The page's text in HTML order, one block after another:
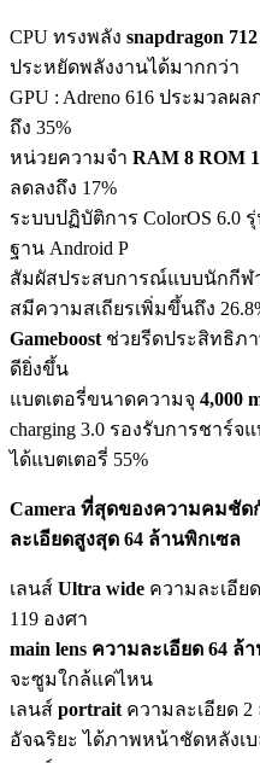
CPU ทรงพลัง snapdragon
ประหยัดพลังงานได้มากกว่า
GPU : Adreno 616 ประมวล
ถึง 35%
หน่วยความจำ RAM 8 ROM
ลดลงถึง 17%
ระบบปฏิบัติการ ColorOS 6.0
ฐาน Android P
สัมผัสประสบการณ์แบบนักกีฬ
สมีความสเถียรเพิ่มขึ้นถึง
Gameboost ช่วยรีดประสิทธิภ
ดียิ่งขึ้น
แบตเตอรี่ขนาดความจุ 4,000
charging 3.0 รองรับการชาร์จ
ได้แบตเตอรี่ 55%
Camera ที่สุดของความคมชัด
ละเอียดสูงสุด 64 ล้านพิกเซล
เลนส์ Ultra wide ความละเอีย
119 องศา
main lens ความละเอียด 64 ล้
จะซูมใกล้แค่ไหน
เลนส์ portrait ความละเอียด
อัจฉริยะ ได้ภาพหน้าชัดหลังเ